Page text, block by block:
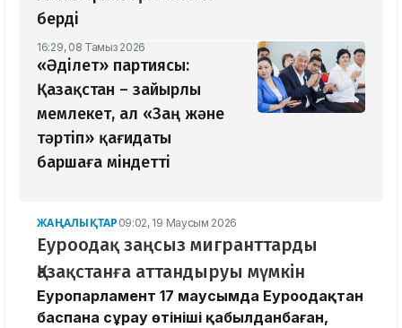
берді
16:29, 08 Тамыз 2026
«Әділет» партиясы:
Қазақстан – зайырлы
мемлекет, ал «Заң және
тәртіп» қағидаты
баршаға міндетті
ЖАҢАЛЫҚТАР 09:02, 19 Маусым 2026
Еуроодақ заңсыз мигранттарды
Қазақстанға аттандыруы мүмкін
Еуропарламент 17 маусымда Еуроодақтан
баспана сұрау өтініші қабылданбаған,